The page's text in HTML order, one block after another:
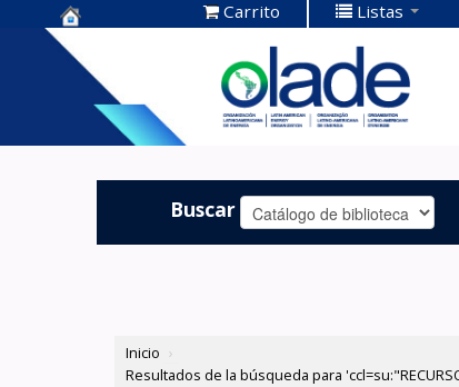
Centro de
Documentación
OLADE -
Carrito Listas
Buscar
Inicio ›
Resultados de la búsqueda para